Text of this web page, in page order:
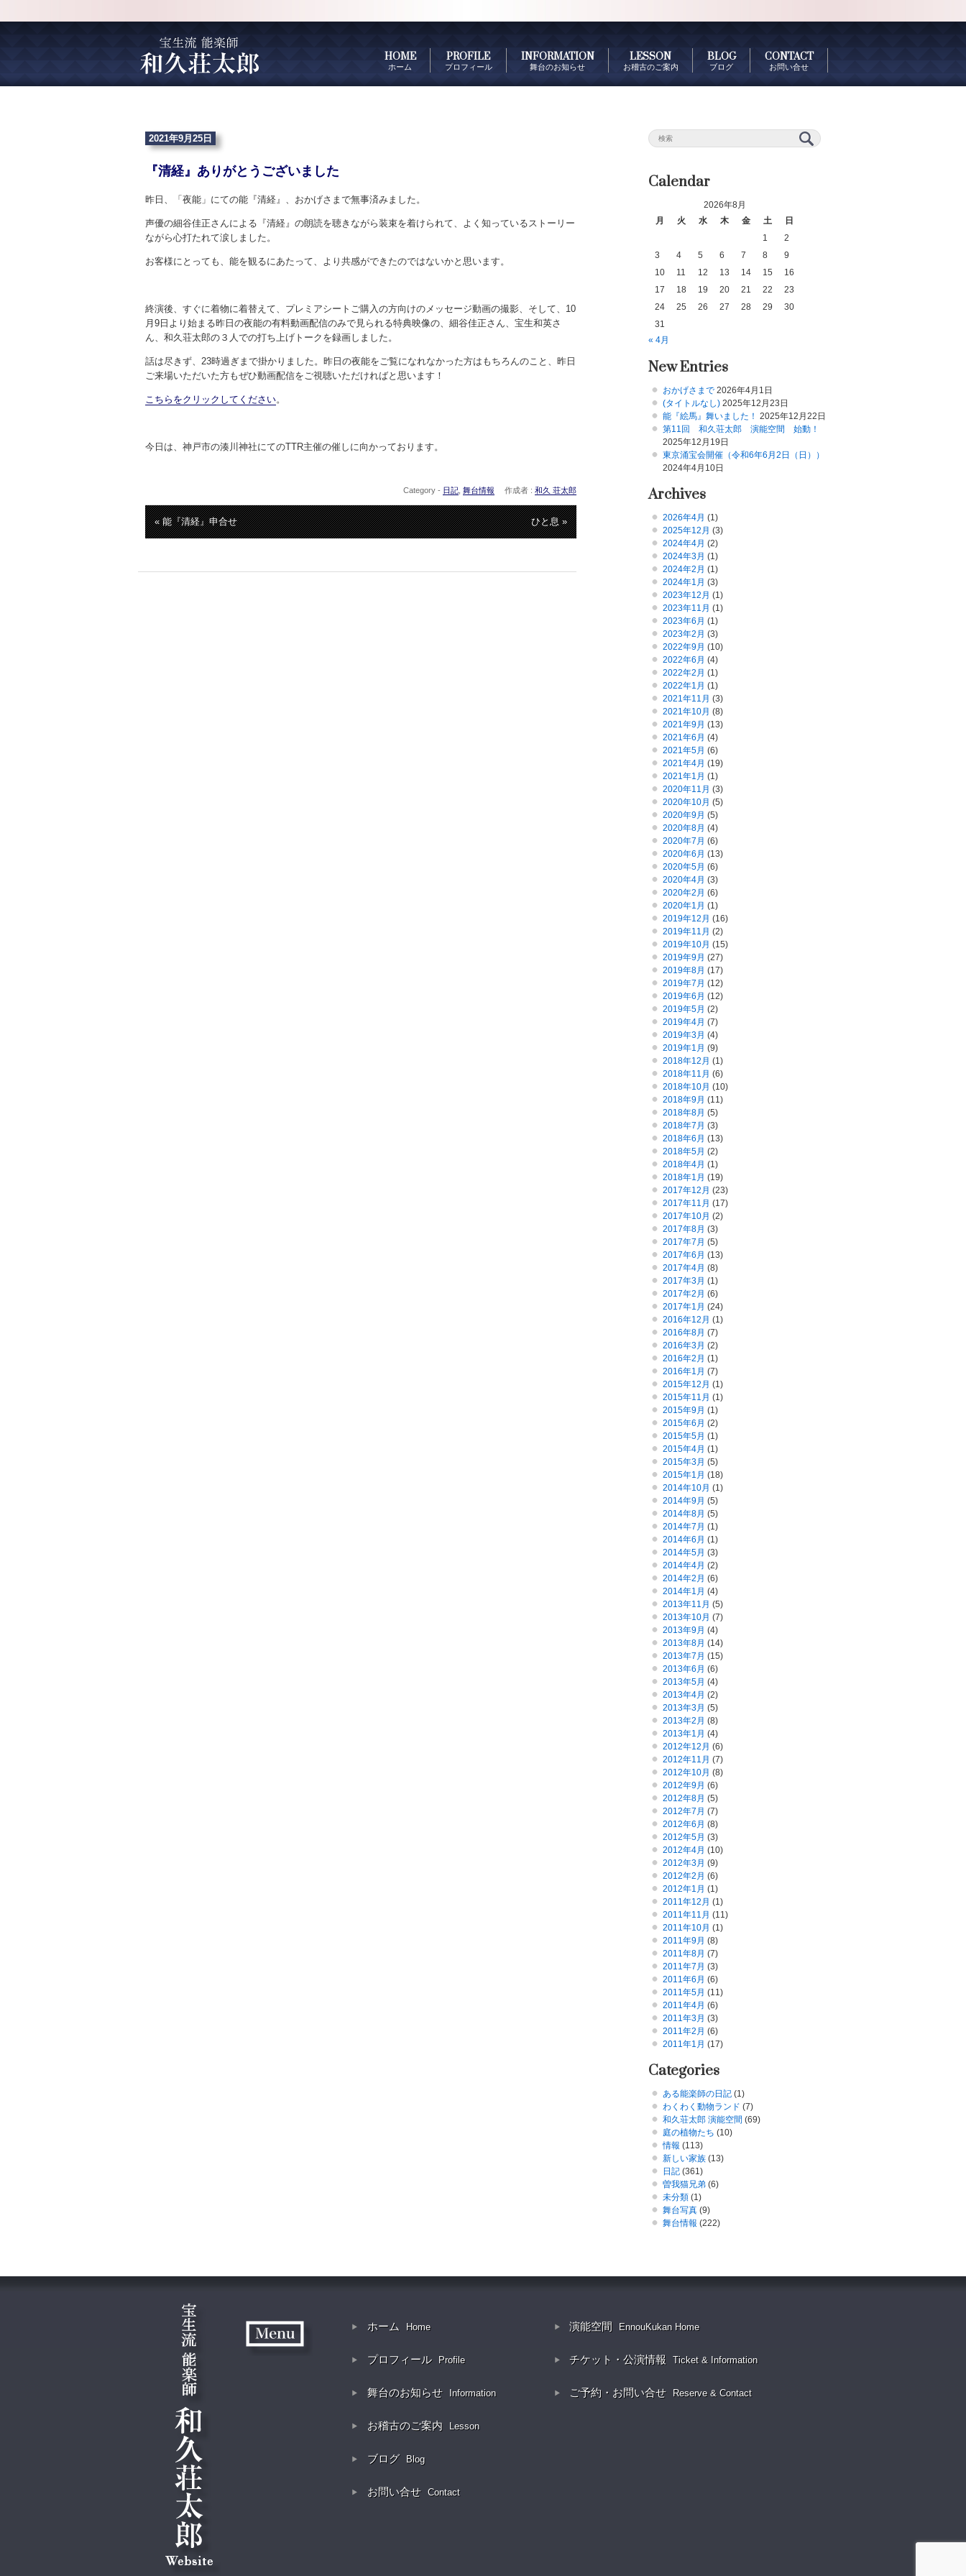
HOME
ホーム
PROFILE
プロフィール
INFORMATION
舞台のお知らせ
LESSON
お稽古のご案内
BLOG
ブログ
CONTACT
お問い合せ
2021年9月25日
『清経』ありがとうございました
昨日、「夜能」にての能『清経』、おかげさまで無事済みました。
声優の細谷佳正さんによる『清経』の朗読を聴きながら装束を着けられて、よく知っているストーリー
ながら心打たれて涙しました。
お客様にとっても、能を観るにあたって、より共感ができたのではないかと思います。
終演後、すぐに着物に着替えて、プレミアシートご購入の方向けのメッセージ動画の撮影、そして、10
月9日より始まる昨日の夜能の有料動画配信のみで見られる特典映像の、細谷佳正さん、宝生和英さ
ん、和久荘太郎の３人での打ち上げトークを録画しました。
話は尽きず、23時過ぎまで掛かりました。昨日の夜能をご覧になれなかった方はもちろんのこと、昨日
ご来場いただいた方もぜひ動画配信をご視聴いただければと思います！
こちらをクリックしてください。
今日は、神戸市の湊川神社にてのTTR主催の催しに向かっております。
Category - 日記, 舞台情報 作成者 : 和久 荘太郎
« 能『清経』申合せ ひと息 »
Calendar
2026年8月
月
火 水 木 金 土
日
1
2
3
4 5 6 7 8
9
10
11 12 13 14 15
16
17
18 19 20 21 22
23
24
25 26 27 28 29
30
31
« 4月
New Entries
おかげさまで 2026年4月1日
(タイトルなし) 2025年12月23日
能『絵馬』舞いました！ 2025年12月22日
第11回 和久荘太郎 演能空間 始動！
2025年12月19日
東京涌宝会開催（令和6年6月2日（日））
2024年4月10日
Archives
2026年4月 (1)
2025年12月 (3)
2024年4月 (2)
2024年3月 (1)
2024年2月 (1)
2024年1月 (3)
2023年12月 (1)
2023年11月 (1)
2023年6月 (1)
2023年2月 (3)
2022年9月 (10)
2022年6月 (4)
2022年2月 (1)
2022年1月 (1)
2021年11月 (3)
2021年10月 (8)
2021年9月 (13)
2021年6月 (4)
2021年5月 (6)
2021年4月 (19)
2021年1月 (1)
2020年11月 (3)
2020年10月 (5)
2020年9月 (5)
2020年8月 (4)
2020年7月 (6)
2020年6月 (13)
2020年5月 (6)
2020年4月 (3)
2020年2月 (6)
2020年1月 (1)
2019年12月 (16)
2019年11月 (2)
2019年10月 (15)
2019年9月 (27)
2019年8月 (17)
2019年7月 (12)
2019年6月 (12)
2019年5月 (2)
2019年4月 (7)
2019年3月 (4)
2019年1月 (9)
2018年12月 (1)
2018年11月 (6)
2018年10月 (10)
2018年9月 (11)
2018年8月 (5)
2018年7月 (3)
2018年6月 (13)
2018年5月 (2)
2018年4月 (1)
2018年1月 (19)
2017年12月 (23)
2017年11月 (17)
2017年10月 (2)
2017年8月 (3)
2017年7月 (5)
2017年6月 (13)
2017年4月 (8)
2017年3月 (1)
2017年2月 (6)
2017年1月 (24)
2016年12月 (1)
2016年8月 (7)
2016年3月 (2)
2016年2月 (1)
2016年1月 (7)
2015年12月 (1)
2015年11月 (1)
2015年9月 (1)
2015年6月 (2)
2015年5月 (1)
2015年4月 (1)
2015年3月 (5)
2015年1月 (18)
2014年10月 (1)
2014年9月 (5)
2014年8月 (5)
2014年7月 (1)
2014年6月 (1)
2014年5月 (3)
2014年4月 (2)
2014年2月 (6)
2014年1月 (4)
2013年11月 (5)
2013年10月 (7)
2013年9月 (4)
2013年8月 (14)
2013年7月 (15)
2013年6月 (6)
2013年5月 (4)
2013年4月 (2)
2013年3月 (5)
2013年2月 (8)
2013年1月 (4)
2012年12月 (6)
2012年11月 (7)
2012年10月 (8)
2012年9月 (6)
2012年8月 (5)
2012年7月 (7)
2012年6月 (8)
2012年5月 (3)
2012年4月 (10)
2012年3月 (9)
2012年2月 (6)
2012年1月 (1)
2011年12月 (1)
2011年11月 (11)
2011年10月 (1)
2011年9月 (8)
2011年8月 (7)
2011年7月 (3)
2011年6月 (6)
2011年5月 (11)
2011年4月 (6)
2011年3月 (3)
2011年2月 (6)
2011年1月 (17)
Categories
ある能楽師の日記 (1)
わくわく動物ランド (7)
和久荘太郎 演能空間 (69)
庭の植物たち (10)
情報 (113)
新しい家族 (13)
日記 (361)
曽我猫兄弟 (6)
未分類 (1)
舞台写真 (9)
舞台情報 (222)
ホーム Home
プロフィール Profile
舞台のお知らせ Information
お稽古のご案内 Lesson
ブログ Blog
お問い合せ Contact
演能空間 EnnouKukan Home
チケット・公演情報 Ticket & Information
ご予約・お問い合せ Reserve & Contact